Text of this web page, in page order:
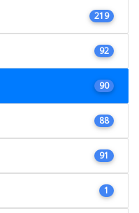
219
92
90
88
91
1